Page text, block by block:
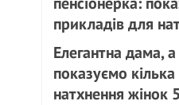
Елегантна дама,
показуємо
натхнення жінок